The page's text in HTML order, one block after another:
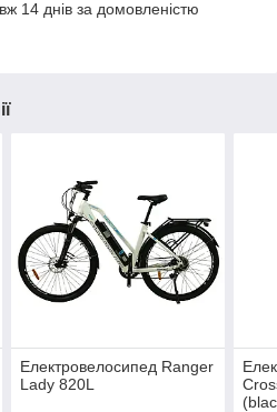
14 днів за домовленістю
Електровелосипед Ranger
Lady 820L